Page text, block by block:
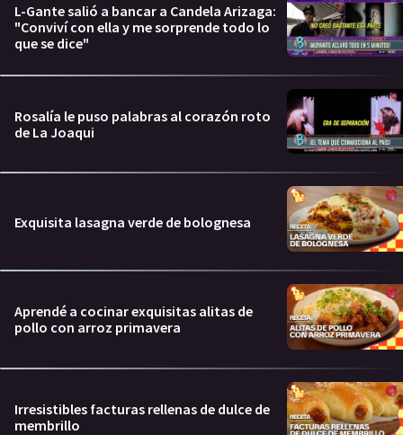
L-Gante salió a bancar a Candela Arizaga:
"Conviví con ella y me sorprende todo lo
que se dice"
Rosalía le puso palabras al corazón roto
de La Joaqui
Exquisita lasagna verde de bolognesa
Aprendé a cocinar exquisitas alitas de
pollo con arroz primavera
Irresistibles facturas rellenas de dulce de
membrillo